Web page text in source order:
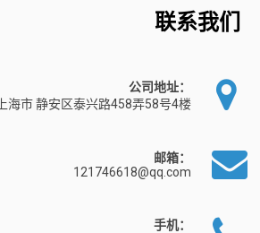
联系我们
公司地址：
上海市 静安区泰兴路458弄58号4楼
邮箱：
121746618@qq.com
手机：